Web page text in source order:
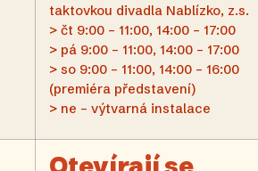
taktovkou divadla Nablízko, z.s.​
> čt 9:00 – 11:00, 14:00 – 17:00
> pá 9:00 – 11:00, 14:00 – 17:00
> so 9:00 – 11:00, 14:00 – 16:00
(premiéra představení)
> ne – výtvarná instalace